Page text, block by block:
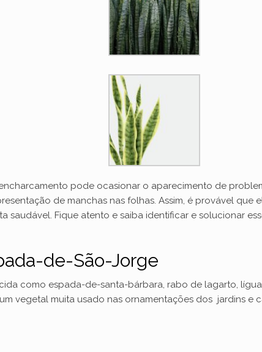
pode ocasionar o aparecimento de
de manchas nas folhas. Assim, é provável que
saudável. Fique atento e saiba identificar e solucionar
de-São-Jorge
como espada-de-santa-bárbara, rabo de lagarto,
vegetal muita usado nas ornamentações dos jardins e